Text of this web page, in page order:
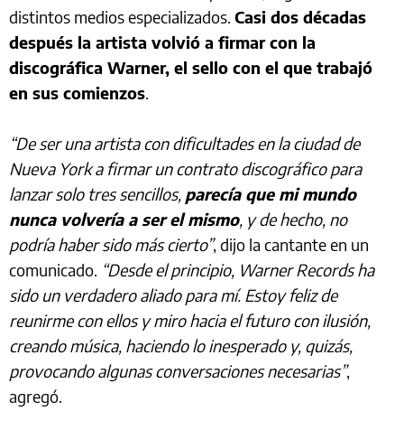
distintos medios especializados. Casi dos décadas
después la artista volvió a firmar con la
discográfica Warner, el sello con el que trabajó
en sus comienzos
“De ser una artista con dificultades en la ciudad de
Nueva York a firmar un contrato discográfico para
lanzar solo tres sencillos, parecía que mi mundo
nunca volvería a ser el mismo, y de hecho, no
podría haber sido más cierto”, dijo la cantante en un
comunicado. “Desde el principio, Warner Records ha
sido un verdadero aliado para mí. Estoy feliz de
reunirme con ellos y miro hacia el futuro con ilusión,
creando música, haciendo lo inesperado y, quizás,
provocando algunas conversaciones necesarias”,
agregó.